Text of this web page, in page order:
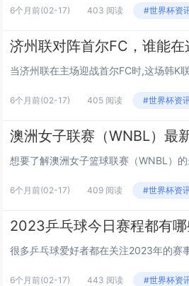
6个月前(02-17) 403 阅读 #世界杯资
6个月前(02-17) 405 阅读 #世界杯资
6个月前(02-17) 409 阅读 #世界杯资
2023乒乓球今日赛程都有哪
6个月前(02-17) 443 阅读 #世界杯资